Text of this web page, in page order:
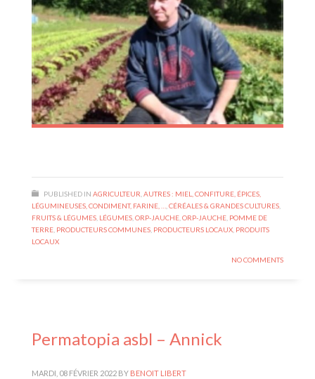
PUBLISHED IN AGRICULTEUR AUTRES : MIEL, CONFITURE, ÉPICES,
LÉGUMINEUSES, CONDIMENT, FARINE, …
CÉRÉALES & GRANDES CULTURES
FRUITS & LÉGUMES LÉGUMES ORP-JAUCHE ORP-JAUCHE POMME DE
TERRE PRODUCTEURS COMMUNES PRODUCTEURS LOCAUX PRODUITS
LOCAUX
NO COMMENTS
Permatopia asbl – Annick
MARDI, 08 FÉVRIER 2022 BY BENOIT LIBERT